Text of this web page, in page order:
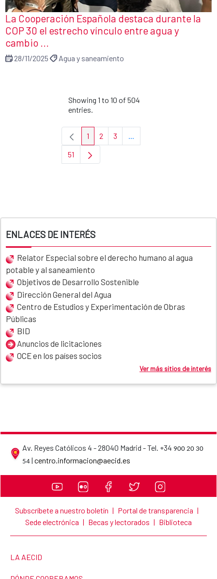
La Cooperación Española destaca durante la
COP 30 el estrecho vínculo entre agua y
cambio ...
28/11/2025 Agua y saneamiento
Showing 1 to 10 of 504
entries.
Page
1 Page
2 Page
3 ...Intermediate Pages Use
Page
51
ENLACES DE INTERÉS
Relator Especial sobre el derecho humano al agua
potable y al saneamiento
Objetivos de Desarrollo Sostenible
Dirección General del Agua
Centro de Estudios y Experimentación de Obras
Públicas
BID
Anuncios de licitaciones
OCE en los países socios
Ver más sitios de interés
Av. Reyes Católicos 4 - 28040 Madrid - Tel. +34 900 20 30
54 | centro.informacion@aecid.esAECID contact details
Subscríbete a nuestro boletín | Portal de transparencia |
Sede electrónica | Becas y lectorados | Biblioteca
LINK TO THE WEBSITE:
LA AECID